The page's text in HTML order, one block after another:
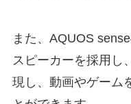
また、AQUOS
スピーカーを採用し
現し、動画やゲーム